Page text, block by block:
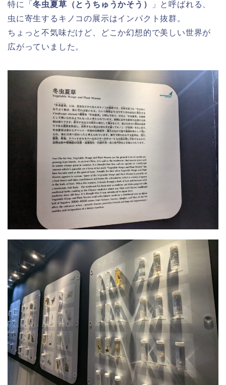
特に「冬虫夏草（とうちゅうかそう）
」と呼ばれる、
虫に寄生するキノコの展示はインパクト抜群。
ちょっと不気味だけど、どこか幻想的で美しい世界が
広がっていました。